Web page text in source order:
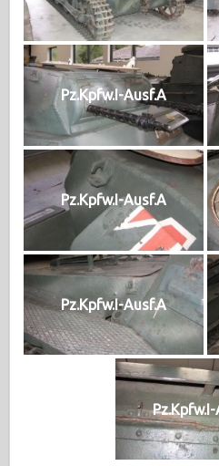
Pz.Kpfw.I-Ausf.A
Pz.Kpfw.I-Ausf.A
Pz.Kpfw.I-Ausf.A